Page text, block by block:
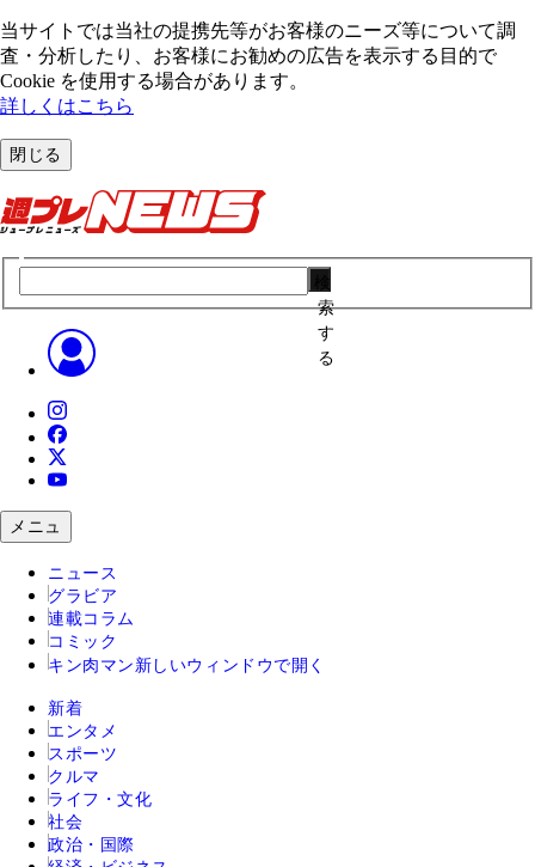
当サイトでは当社の提携先等がお客様のニーズ等について調
査・分析したり、お客様にお勧めの広告を表⽰する⽬的で
Cookie を使⽤する場合があります。
詳しくはこちら
閉じる
索
す
る
メニュ
ニュース
グラビア
連載コラム
コミック
キン肉マン 新しいウィンドウで開く
新着
エンタメ
スポーツ
クルマ
ライフ・文化
社会
政治・国際